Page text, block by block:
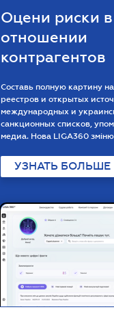
Оцени риски в
отношении
контрагентов
Составь полную картину
реестров и открытых
международных и
санкционных списков,
медиа. Нова LIGA360
УЗНАТЬ БОЛЬШЕ